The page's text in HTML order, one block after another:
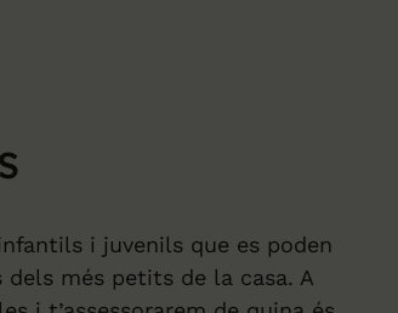
i juvenils que es poden
més petits de la casa. A